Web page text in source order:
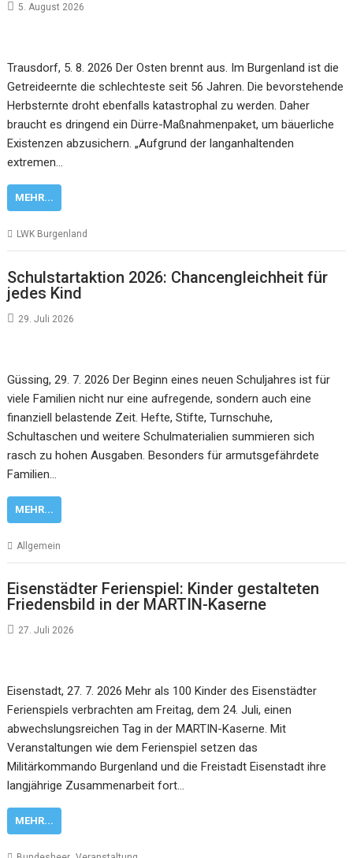
5. August 2026
Trausdorf, 5. 8. 2026 Der Osten brennt aus. Im Burgenland ist die
Getreideernte die schlechteste seit 56 Jahren. Die bevorstehende
Herbsternte droht ebenfalls katastrophal zu werden. Daher
braucht es dringend ein Dürre-Maßnahmenpaket, um bäuerliche
Existenzen abzusichern. „Aufgrund der langanhaltenden
extremen…
MEHR...
LWK Burgenland
Schulstartaktion 2026: Chancengleichheit für
jedes Kind
29. Juli 2026
Güssing, 29. 7. 2026 Der Beginn eines neuen Schuljahres ist für
viele Familien nicht nur eine aufregende, sondern auch eine
finanziell belastende Zeit. Hefte, Stifte, Turnschuhe,
Schultaschen und weitere Schulmaterialien summieren sich
rasch zu hohen Ausgaben. Besonders für armutsgefährdete
Familien…
MEHR...
Allgemein
Eisenstädter Ferienspiel: Kinder gestalteten
Friedensbild in der MARTIN-Kaserne
27. Juli 2026
Eisenstadt, 27. 7. 2026 Mehr als 100 Kinder des Eisenstädter
Ferienspiels verbrachten am Freitag, dem 24. Juli, einen
abwechslungsreichen Tag in der MARTIN-Kaserne. Mit
Veranstaltungen wie dem Ferienspiel setzen das
Militärkommando Burgenland und die Freistadt Eisenstadt ihre
langjährige Zusammenarbeit fort…
MEHR...